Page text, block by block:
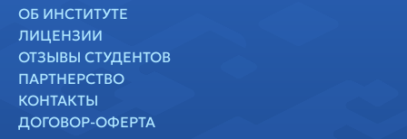
ОБ ИНСТИТУТЕ
ЛИЦЕНЗИИ
ОТЗЫВЫ СТУДЕНТОВ
ПАРТНЕРСТВО
КОНТАКТЫ
ДОГОВОР-ОФЕРТА